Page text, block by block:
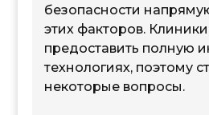
безопасности
этих факторов.
предоставить полную
технологиях, поэтому
некоторые вопросы.